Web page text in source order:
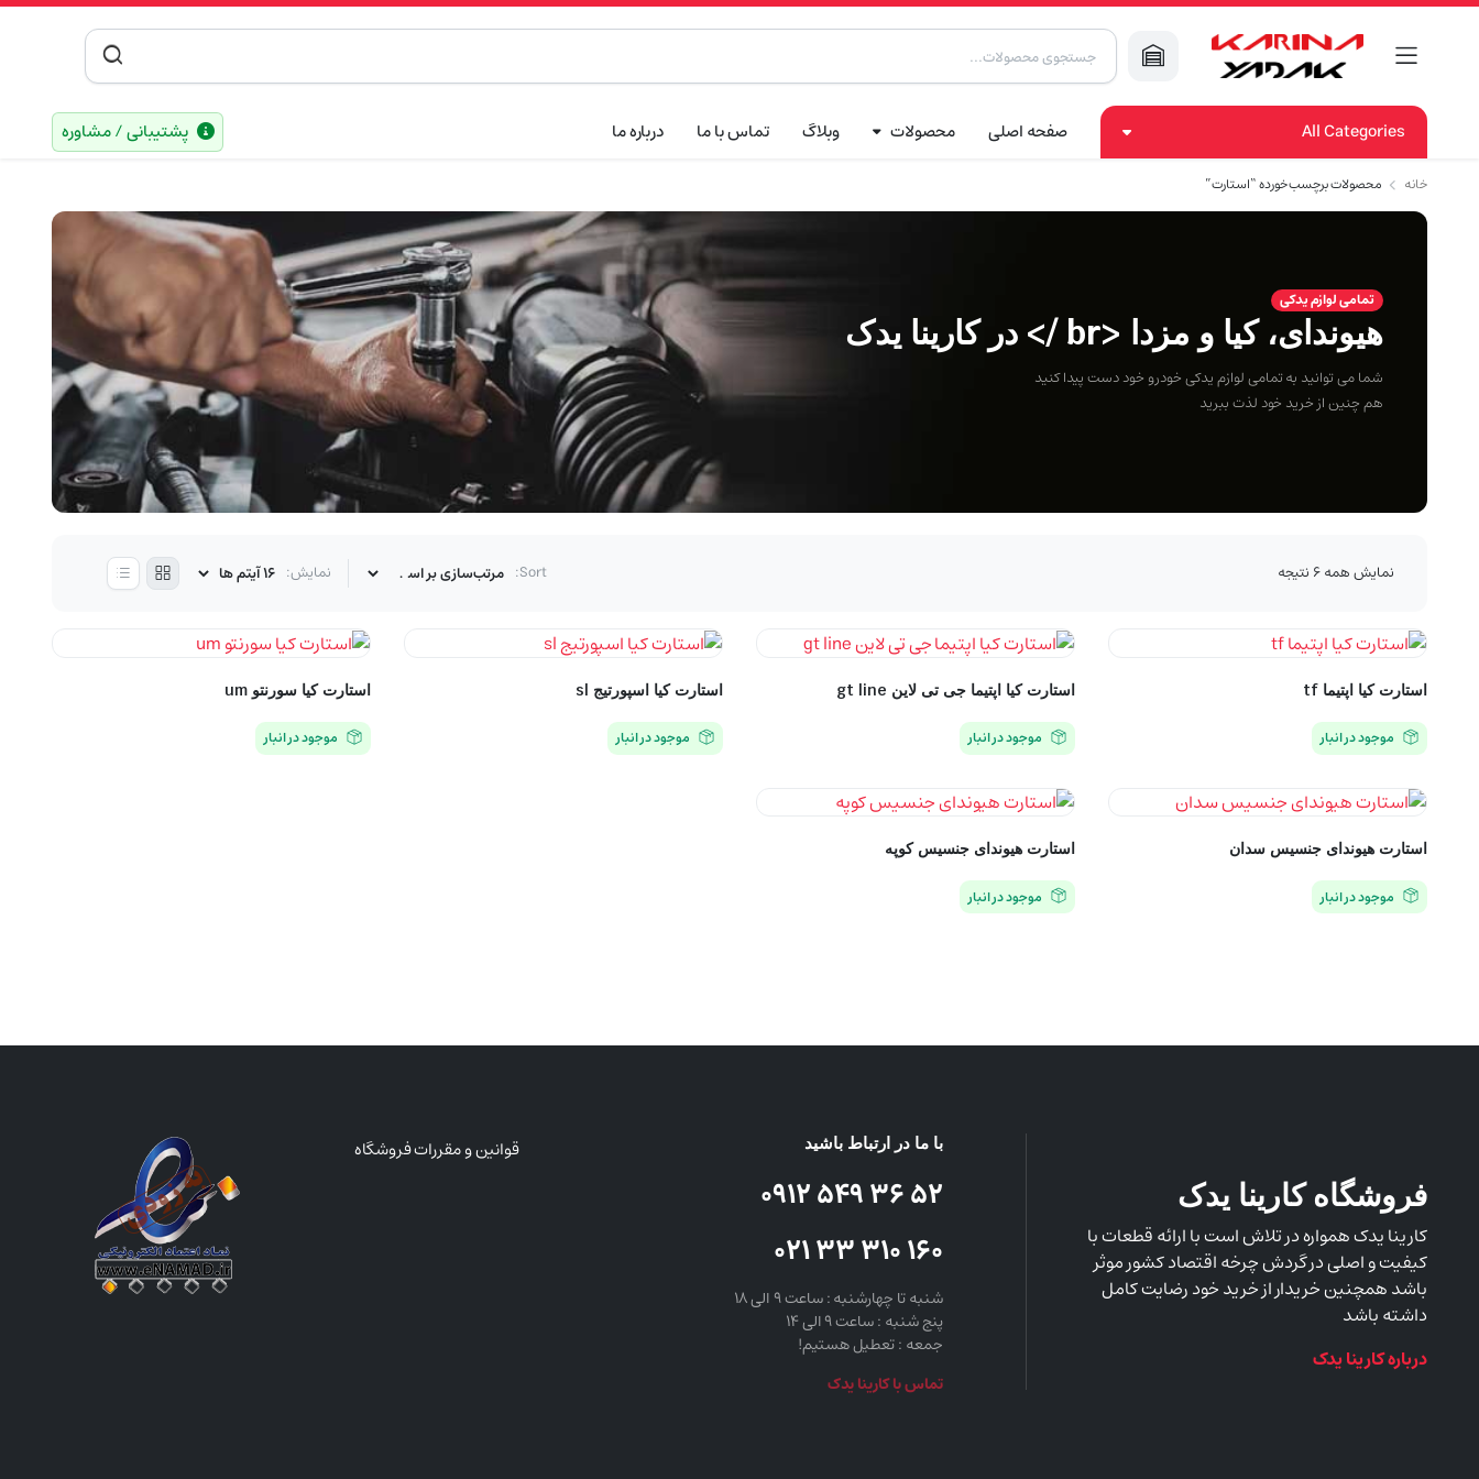
Products
search
All Categories صفحه اصلی محصولات وبلاگ تماس با ما درباره ما پشتیبانی / مشاوره
خانه محصولات برچسب خورده “استارت”
تمامی لوازم یدکی
هیوندای، کیا و مزدا <br /> در کارینا یدک
شما می توانید به تمامی لوازم یدکی خودرو خود دست پیدا کنید
هم چنین از خرید خود لذت ببرید
نمایش همه 6 نتیجه
مرتب‌سازی
جدیدترین
Sort: نمایش:
استارت کیا اپتیما tf
موجود در انبار
استارت کیا اپتیما جی تی لاین gt line
موجود در انبار
استارت کیا اسپورتیج sl
موجود در انبار
استارت کیا سورنتو um
موجود در انبار
استارت هیوندای جنسیس سدان
موجود در انبار
استارت هیوندای جنسیس کوپه
موجود در انبار
فروشگاه کارینا یدک
کارینا یدک همواره در تلاش است با ارائه قطعات با
کیفیت و اصلی در گردش چرخه اقتصاد کشور موثر
باشد همچنین خریدار از خرید خود رضایت کامل
داشته باشد
درباره کارینا یدک
با ما در ارتباط باشید
52 36 549 0912
160 310 33 021
شنبه تا چهارشنبه : ساعت 9 الی 18
پنج شنبه : ساعت 9 الی 14
جمعه : تعطیل هستیم!
تماس با کارینا یدک
قوانین و مقررات فروشگاه